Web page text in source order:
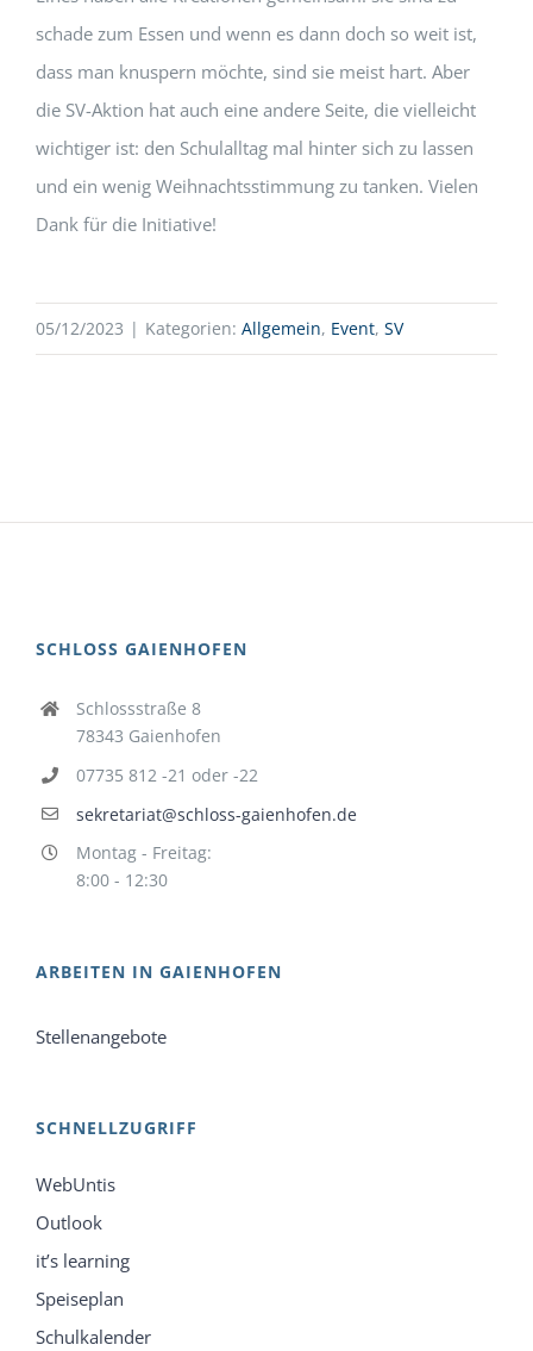
schade zum Essen und wenn es dann doch so weit ist,
dass man knuspern möchte, sind sie meist hart. Aber
die SV-Aktion hat auch eine andere Seite, die vielleicht
wichtiger ist: den Schulalltag mal hinter sich zu lassen
und ein wenig Weihnachtsstimmung zu tanken. Vielen
Dank für die Initiative!
05/12/2023 | Kategorien: Allgemein, Event, SV
SCHLOSS GAIENHOFEN
Schlossstraße 8
78343 Gaienhofen
07735 812 -21 oder -22
sekretariat@schloss-gaienhofen.de
Montag - Freitag:
8:00 - 12:30
ARBEITEN IN GAIENHOFEN
Stellenangebote
SCHNELLZUGRIFF
WebUntis
Outlook
it’s learning
Speiseplan
Schulkalender